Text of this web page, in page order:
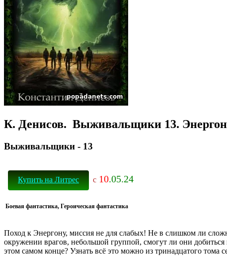
К. Денисов. Выживальщики 13. Энергон
Выживальщики - 13
Купить на Литрес с 10.05.24
Боевая фантастика, Героическая фантастика
Поход к Энергону, миссия не для слабых! Не в слишком ли
окружении врагов, небольшой группой, смогут ли они
этом самом конце? Узнать всё это можно из тринадцатого тома